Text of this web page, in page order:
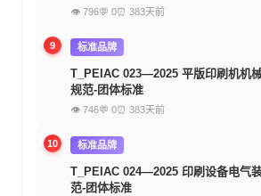
👁 796💬 0⏰ 383天前
9 标准品牌
T_PEIAC 023—2025 平版印刷机机
规范-团体标准
👁 746💬 0⏰ 383天前
10 标准品牌
T_PEIAC 024—2025 印刷设备电气
范-团体标准